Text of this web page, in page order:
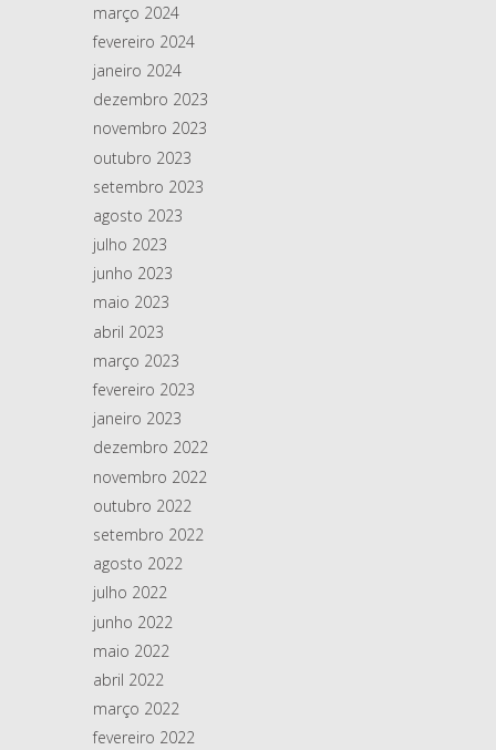
março 2024
fevereiro 2024
janeiro 2024
dezembro 2023
novembro 2023
outubro 2023
setembro 2023
agosto 2023
julho 2023
junho 2023
maio 2023
abril 2023
março 2023
fevereiro 2023
janeiro 2023
dezembro 2022
novembro 2022
outubro 2022
setembro 2022
agosto 2022
julho 2022
junho 2022
maio 2022
abril 2022
março 2022
fevereiro 2022